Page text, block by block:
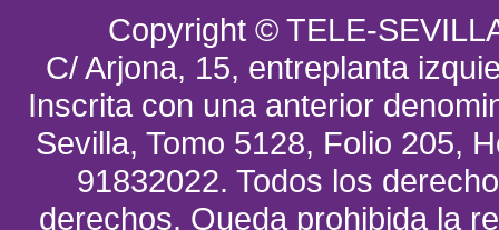
Copyright © TELE-
C/ Arjona, 15, entreplanta
Inscrita con una anterior
Sevilla, Tomo 5128, Folio 205,
91832022. Todos los
derechos. Queda prohibida la